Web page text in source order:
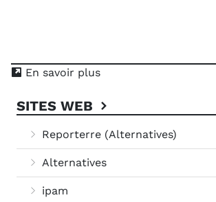
En savoir plus
SITES WEB
Reporterre (Alternatives)
Alternatives
ipam